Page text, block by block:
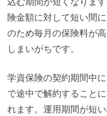
険金額に対して短い間
のため毎月の保険料が
しまいがちです。
学資保険の契約期間中
で途中で解約すること
れます。運用期間が短